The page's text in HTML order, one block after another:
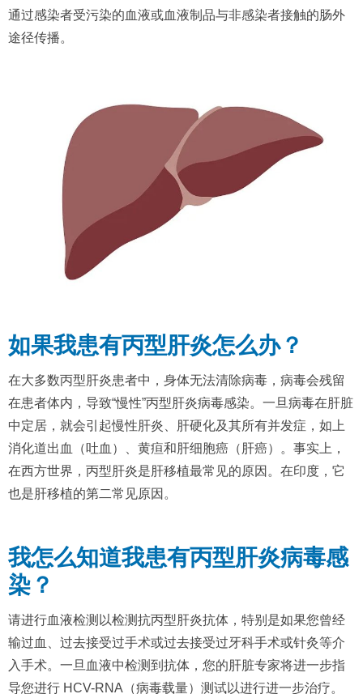
通过感染者受污染的血液或血液制品与非感染者接触的肠外
途径传播。
如果我患有丙型肝炎怎么办？
在大多数丙型肝炎患者中，身体无法清除病毒，病毒会残留
在患者体内，导致“慢性”丙型肝炎病毒感染。一旦病毒在肝脏
中定居，就会引起慢性肝炎、肝硬化及其所有并发症，如上
消化道出血（吐血）、黄疸和肝细胞癌（肝癌）。事实上，
在西方世界，丙型肝炎是肝移植最常见的原因。在印度，它
也是肝移植的第二常见原因。
我怎么知道我患有丙型肝炎病毒感
染？
请进行血液检测以检测抗丙型肝炎抗体，特别是如果您曾经
输过血、过去接受过手术或过去接受过牙科手术或针灸等介
入手术。一旦血液中检测到抗体，您的肝脏专家将进一步指
导您进行 HCV-RNA（病毒载量）测试以进行进一步治疗。